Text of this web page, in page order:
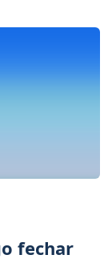
fechar